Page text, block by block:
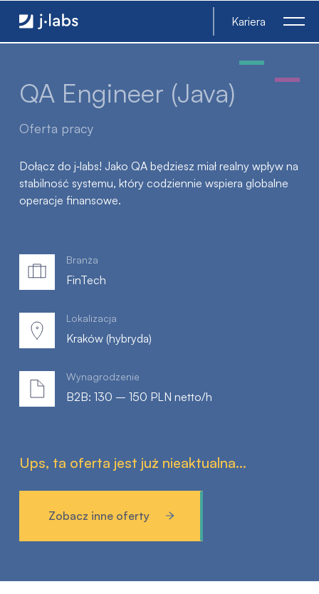
QA Engineer (Java) - j‑labs software specialists
Kariera
QA Engineer (Java)
Oferta pracy
Dołącz do j‑labs! Jako QA będziesz miał realny wpływ na
stabilność systemu, który codziennie wspiera globalne
operacje finansowe.
Branża
FinTech
Lokalizacja
Kraków (hybryda)
Wynagrodzenie
B2B: 130 – 150 PLN netto/h
Ups, ta oferta jest już nieaktualna...
Zobacz inne oferty